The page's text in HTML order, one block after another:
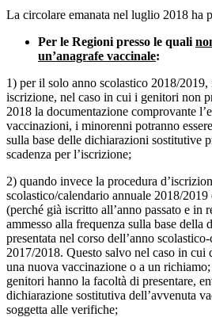
La circolare emanata nel luglio 2018 ha
Per le Regioni presso le quali
un’anagrafe vaccinale:
1) per il solo anno scolastico 2018/
iscrizione, nel caso in cui i genitori non
2018 la documentazione comprovante
vaccinazioni, i minorenni potranno
sulla base delle dichiarazioni sostitutive
scadenza per l’iscrizione;
2) quando invece la procedura
scolastico/calendario annuale 2018/
(perché già iscritto all’anno passato e in
ammesso alla frequenza sulla base della
presentata nel corso dell’anno
2017/2018. Questo salvo nel caso in cui
una nuova vaccinazione o a un
genitori hanno la facoltà di presentare,
dichiarazione sostitutiva dell’avvenuta
soggetta alle verifiche;